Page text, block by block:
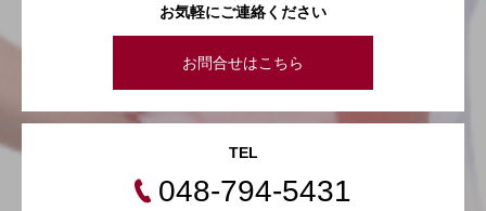
お気軽にご連絡ください
お問合せはこちら
TEL
048-794-5431